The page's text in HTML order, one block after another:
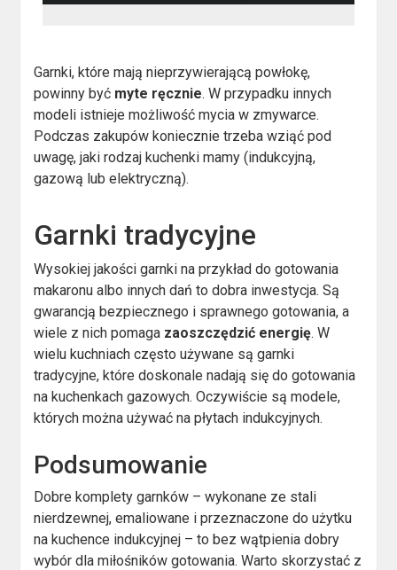
Garnki, które mają nieprzywierającą powłokę,
powinny być myte ręcznie. W przypadku innych
modeli istnieje możliwość mycia w zmywarce.
Podczas zakupów koniecznie trzeba wziąć pod
uwagę, jaki rodzaj kuchenki mamy (indukcyjną,
gazową lub elektryczną).
Garnki tradycyjne
Wysokiej jakości garnki na przykład do gotowania
makaronu albo innych dań to dobra inwestycja. Są
gwarancją bezpiecznego i sprawnego gotowania, a
wiele z nich pomaga zaoszczędzić energię. W
wielu kuchniach często używane są garnki
tradycyjne, które doskonale nadają się do gotowania
na kuchenkach gazowych. Oczywiście są modele,
których można używać na płytach indukcyjnych.
Podsumowanie
Dobre komplety garnków – wykonane ze stali
nierdzewnej, emaliowane i przeznaczone do użytku
na kuchence indukcyjnej – to bez wątpienia dobry
wybór dla miłośników gotowania. Warto skorzystać z